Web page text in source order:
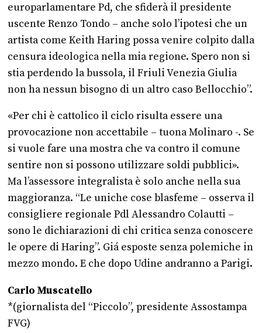
europarlamentare Pd, che sfiderà il presidente
uscente Renzo Tondo – anche solo l’ipotesi che un
artista come Keith Haring possa venire colpito dalla
censura ideologica nella mia regione. Spero non si
stia perdendo la bussola, il Friuli Venezia Giulia
non ha nessun bisogno di un altro caso Bellocchio”.
«Per chi è cattolico il ciclo risulta essere una
provocazione non accettabile – tuona Molinaro -. Se
si vuole fare una mostra che va contro il comune
sentire non si possono utilizzare soldi pubblici».
Ma l’assessore integralista è solo anche nella sua
maggioranza. “Le uniche cose blasfeme – osserva il
consigliere regionale Pdl Alessandro Colautti –
sono le dichiarazioni di chi critica senza conoscere
le opere di Haring”. Giá esposte senza polemiche in
mezzo mondo. E che dopo Udine andranno a Parigi.
Carlo Muscatello
*(giornalista del “Piccolo”, presidente Assostampa
FVG)